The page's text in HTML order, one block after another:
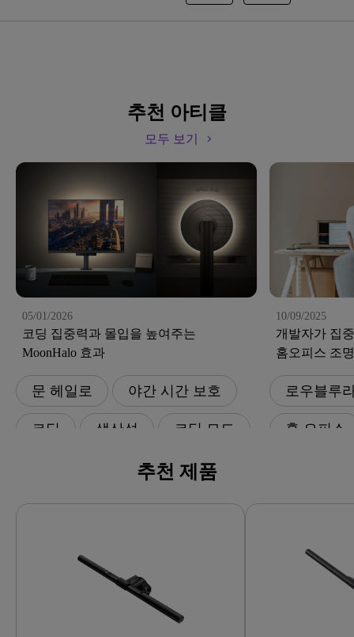
추천 아티클
모두 보기
05/01/2026
코딩 집중력과 몰입을 높여주는
MoonHalo 효과
문 헤일로 야간 시간 보호
코딩 생산성 코딩 모드
10/09/2025
개발자가 집
홈오피스 조명
로우블루
홈 오피스
추천 제품